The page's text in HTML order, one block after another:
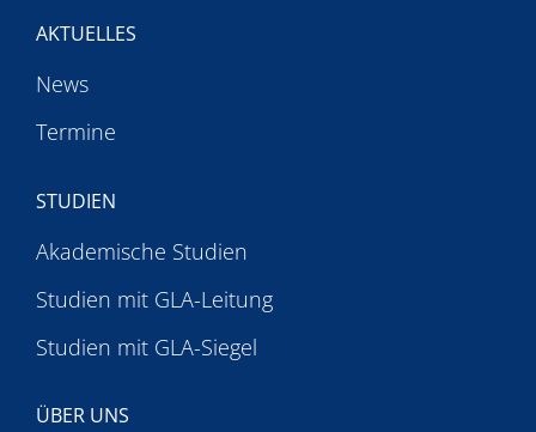
AKTUELLES
News
Termine
STUDIEN
Akademische Studien
Studien mit GLA-Leitung
Studien mit GLA-Siegel
ÜBER UNS